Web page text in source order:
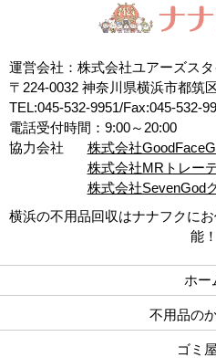
運営会社：株式会社ユアーズス
〒224-0032 神奈川県横浜市都筑
TEL:045-532-9951/Fax:045-532-
電話受付時間：9:00～20:00
協力会社
株式会社
株式会社MRトレー
株式会社SevenGod
横浜の不用品回収はナナフクに
能！
ホー
不用品の
ゴミ